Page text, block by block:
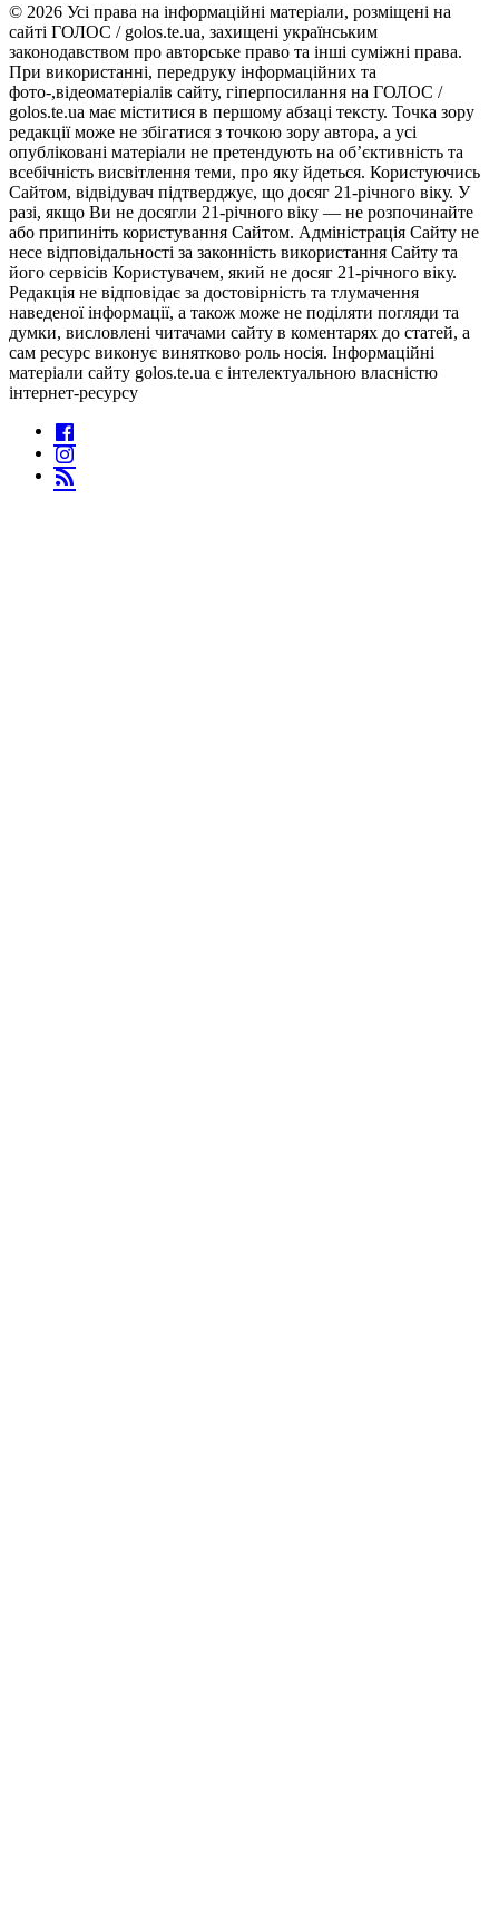
© 2026 Усі права на інформаційні матеріали, розміщені на
сайті ГОЛОС / golos.te.ua, захищені українським
законодавством про авторське право та інші суміжні права.
При використанні, передруку інформаційних та
фото-,відеоматеріалів сайту, гіперпосилання на ГОЛОС /
golos.te.ua має міститися в першому абзаці тексту. Точка зору
редакції може не збігатися з точкою зору автора, а усі
опубліковані матеріали не претендують на об’єктивність та
всебічність висвітлення теми, про яку йдеться. Користуючись
Сайтом, відвідувач підтверджує, що досяг 21-річного віку. У
разі, якщо Ви не досягли 21-річного віку — не розпочинайте
або припиніть користування Сайтом. Адміністрація Сайту не
несе відповідальності за законність використання Сайту та
його сервісів Користувачем, який не досяг 21-річного віку.
Редакція не відповідає за достовірність та тлумачення
наведеної інформації, а також може не поділяти погляди та
думки, висловлені читачами сайту в коментарях до статей, а
сам ресурс виконує винятково роль носія. Інформаційні
матеріали сайту golos.te.ua є інтелектуальною власністю
інтернет-ресурсу